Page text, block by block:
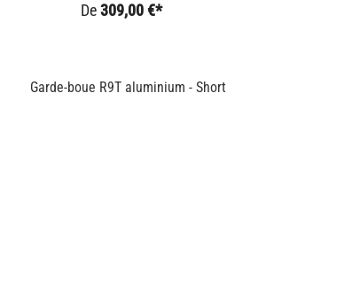
De309,00 €*